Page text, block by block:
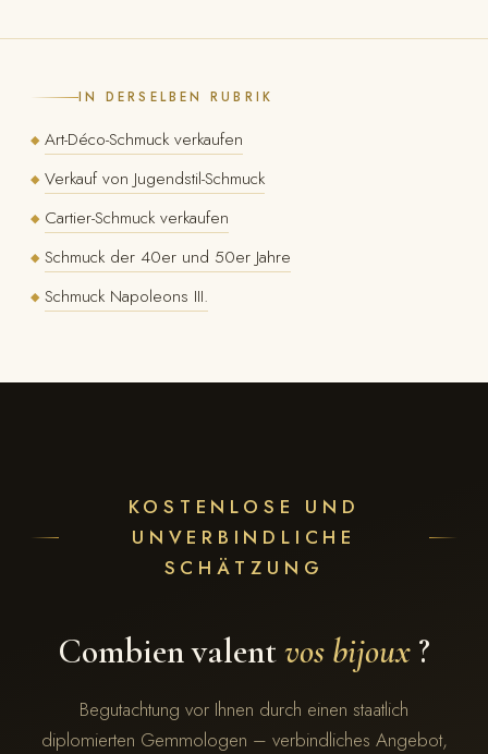
IN DERSELBEN RUBRIK
◆ Art-Déco-Schmuck verkaufen
◆ Verkauf von Jugendstil-Schmuck
◆ Cartier-Schmuck verkaufen
◆ Schmuck der 40er und 50er Jahre
◆ Schmuck Napoleons III.
KOSTENLOSE UND
UNVERBINDLICHE
SCHÄTZUNG
Combien valentvos bijoux ?
Begutachtung vor Ihnen durch einen staatlich
diplomierten Gemmologen – verbindliches Angebot,